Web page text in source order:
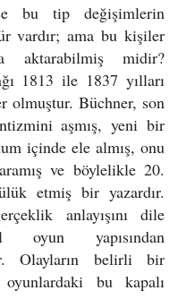
bu tip değişimlerin
vardır; ama bu kişiler
aktarabilmiş midir?
1813 ile 1837 yılları
olmuştur. Büchner, son
aşmış, yeni bir
içinde ele almış, onu
ve böylelikle 20.
etmiş bir yazardır.
anlayışını dile
oyun yapısından
Olayların belirli bir
bu kapalı